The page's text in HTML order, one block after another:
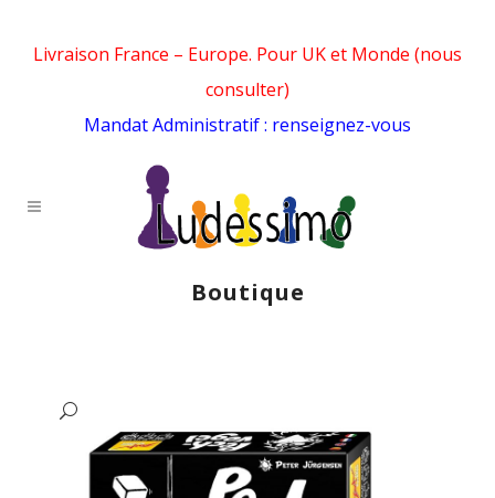
Livraison France – Europe. Pour UK et Monde (nous
consulter)
Mandat Administratif : renseignez-vous
Boutique